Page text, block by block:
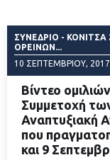
ΣΥΝΕΔΡΙΟ -
ΟΡΕΙΝΏΝ...
10 ΣΕΠΤΕΜΒΡΊΟΥ, 2017
Βίντεο
Συμμετοχή
Αναπτυξιακή
που
και 9